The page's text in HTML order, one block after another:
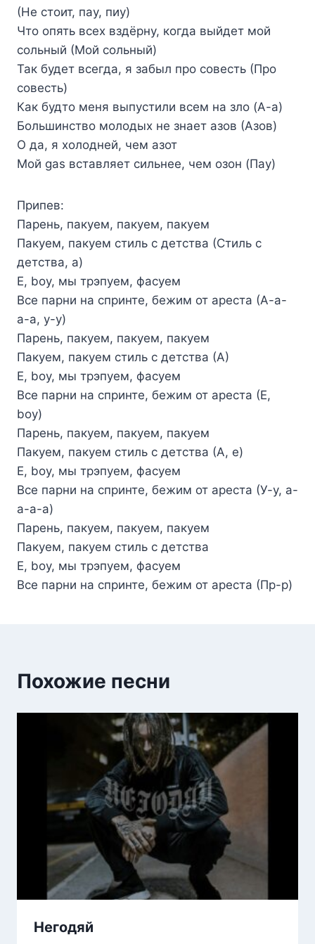
(Не стоит, пау, пиу)
Что опять всех вздёрну, когда выйдет мой
сольный (Мой сольный)
Так будет всегда, я забыл про совесть (Про
совесть)
Как будто меня выпустили всем на зло (А-а)
Большинство молодых не знает азов (Азов)
О да, я холодней, чем азот
Мой gas вставляет сильнее, чем озон (Пау)
Припев:
Парень, пакуем, пакуем, пакуем
Пакуем, пакуем стиль с детства (Стиль с
детства, а)
Е, boy, мы трэпуем, фасуем
Все парни на спринте, бежим от ареста (А-а-
а-а, у-у)
Парень, пакуем, пакуем, пакуем
Пакуем, пакуем стиль с детства (А)
Е, boy, мы трэпуем, фасуем
Все парни на спринте, бежим от ареста (Е,
boy)
Парень, пакуем, пакуем, пакуем
Пакуем, пакуем стиль с детства (А, е)
Е, boy, мы трэпуем, фасуем
Все парни на спринте, бежим от ареста (У-у, а-
а-а-а)
Парень, пакуем, пакуем, пакуем
Пакуем, пакуем стиль с детства
Е, boy, мы трэпуем, фасуем
Все парни на спринте, бежим от ареста (Пр-р)
Похожие песни
Негодяй